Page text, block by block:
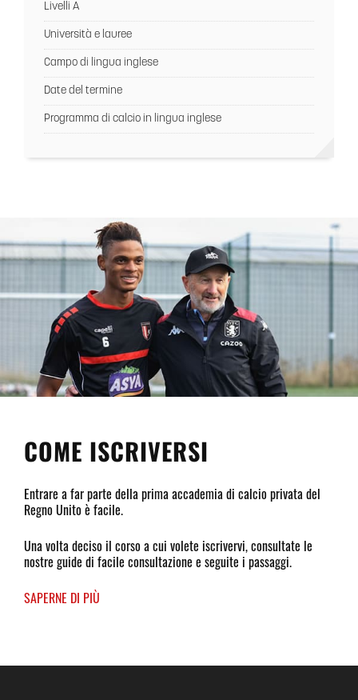
Livelli A
Università e lauree
Campo di lingua inglese
Date del termine
Programma di calcio in lingua inglese
COME ISCRIVERSI
Entrare a far parte della prima accademia di calcio privata del
Regno Unito è facile.
Una volta deciso il corso a cui volete iscrivervi, consultate le
nostre guide di facile consultazione e seguite i passaggi.
SAPERNE DI PIÙ